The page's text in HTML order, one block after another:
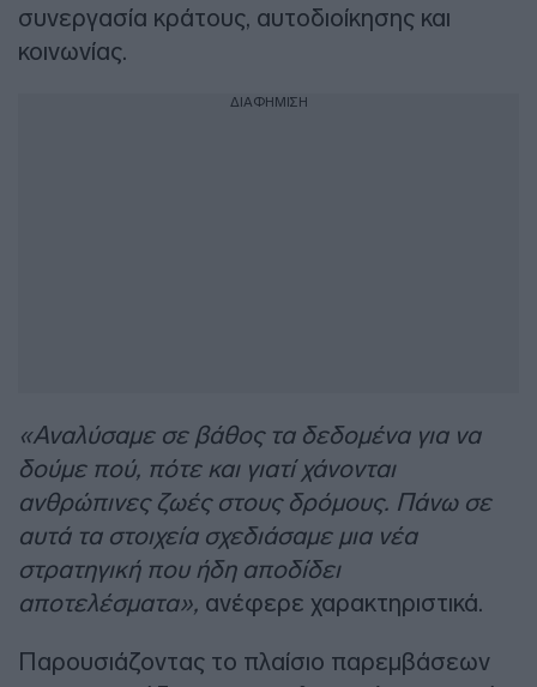
συνεργασία κράτους, αυτοδιοίκησης και
κοινωνίας.
ΔΙΑΦΗΜΙΣΗ
«Αναλύσαμε σε βάθος τα δεδομένα για να
δούμε πού, πότε και γιατί χάνονται
ανθρώπινες ζωές στους δρόμους. Πάνω σε
αυτά τα στοιχεία σχεδιάσαμε μια νέα
στρατηγική που ήδη αποδίδει
αποτελέσματα», ανέφερε χαρακτηριστικά.
Παρουσιάζοντας το πλαίσιο παρεμβάσεων